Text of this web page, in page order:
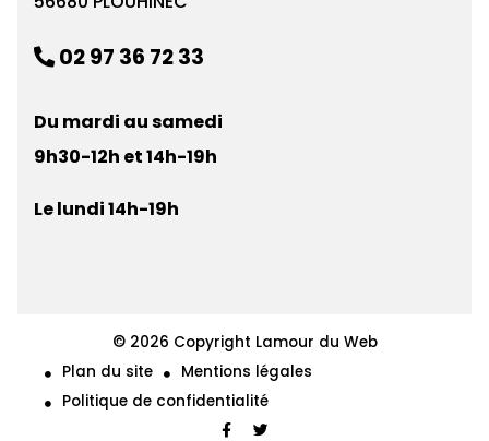
02 97 36 72 33
Du mardi au samedi
9h30-12h et 14h-19h
Le lundi 14h-19h
© 2026 Copyright Lamour du Web
Plan du site
Mentions légales
Politique de confidentialité